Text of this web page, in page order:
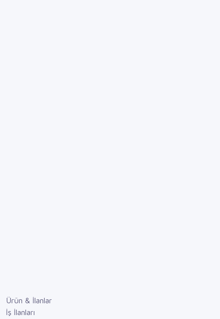
Ürün & İlanlar
İş İlanları